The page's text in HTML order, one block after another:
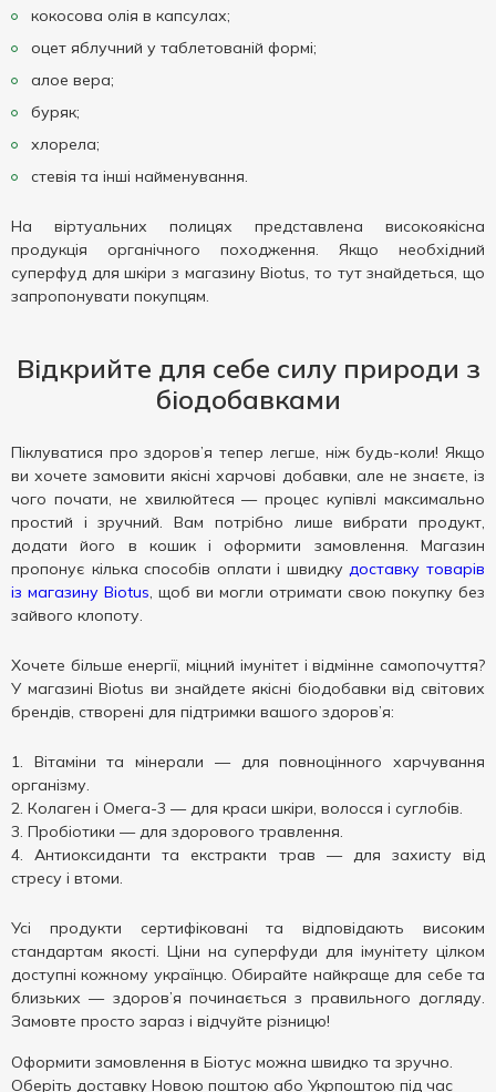
кокосова олія в капсулах;
оцет яблучний у таблетованій формі;
алое вера;
буряк;
хлорела;
стевія та інші найменування.
На віртуальних полицях представлена високоякісна
продукція органічного походження. Якщо необхідний
суперфуд для шкіри з магазину Biotus, то тут знайдеться, що
запропонувати покупцям.
Відкрийте для себе силу природи з
біодобавками
Піклуватися про здоров’я тепер легше, ніж будь-коли! Якщо
ви хочете замовити якісні харчові добавки, але не знаєте, із
чого почати, не хвилюйтеся — процес купівлі максимально
простий і зручний. Вам потрібно лише вибрати продукт,
додати його в кошик і оформити замовлення. Магазин
пропонує кілька способів оплати і швидкудоставку товарів
із магазину Biotus, щоб ви могли отримати свою покупку без
зайвого клопоту.
Хочете більше енергії, міцний імунітет і відмінне самопочуття?
У магазині Biotus ви знайдете якісні біодобавки від світових
брендів, створені для підтримки вашого здоров’я:
Вітаміни та мінерали — для повноцінного харчування
організму.
Колаген і Омега-3 — для краси шкіри, волосся і суглобів.
Пробіотики — для здорового травлення.
Антиоксиданти та екстракти трав — для захисту від
стресу і втоми.
Усі продукти сертифіковані та відповідають високим
стандартам якості. Ціни на суперфуди для імунітету цілком
доступні кожному українцю. Обирайте найкраще для себе та
близьких — здоров’я починається з правильного догляду.
Замовте просто зараз і відчуйте різницю!
Оформити замовлення в Біотус можна швидко та зручно.
Оберіть доставку Новою поштою або Укрпоштою під час